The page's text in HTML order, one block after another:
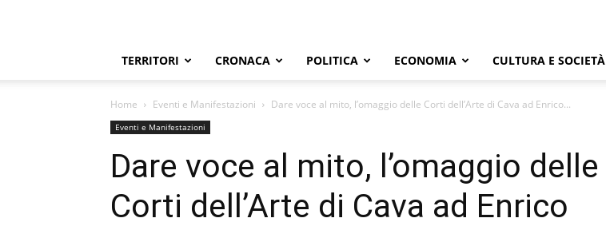
TERRITORI CRONACA POLITICA ECONOMIA CULTURA E SOCIETÀ
Home Eventi e Manifestazioni Dare voce al mito, l’omaggio delle Corti dell’Arte di Cava ad Enrico...
Eventi e Manifestazioni
Dare voce al mito, l’omaggio delle
Corti dell’Arte di Cava ad Enrico